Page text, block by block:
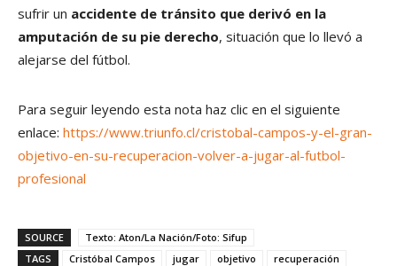
sufrir un accidente de tránsito que derivó en la
amputación de su pie derecho, situación que lo llevó a
alejarse del fútbol.
Para seguir leyendo esta nota haz clic en el siguiente
enlace: https://www.triunfo.cl/cristobal-campos-y-el-gran-
objetivo-en-su-recuperacion-volver-a-jugar-al-futbol-
profesional
SOURCE
Texto: Aton/La Nación/Foto: Sifup
TAGS
Cristóbal Campos jugar objetivo recuperación